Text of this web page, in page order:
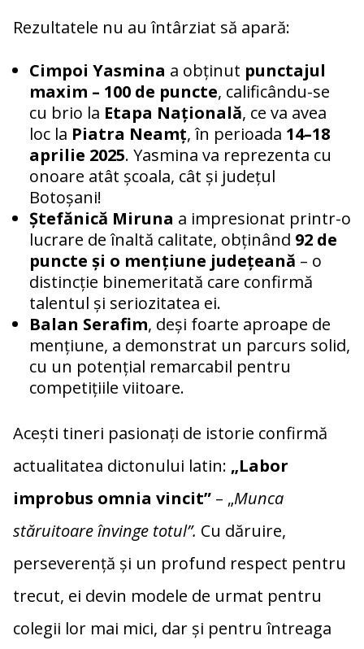
Rezultatele nu au întârziat să apară:
Cimpoi Yasmina a obținut punctajul
maxim – 100 de puncte, calificându-se
cu brio la Etapa Națională, ce va avea
loc la Piatra Neamț, în perioada 14–18
aprilie 2025. Yasmina va reprezenta cu
onoare atât școala, cât și județul
Botoșani!
Ștefănică Miruna a impresionat printr-o
lucrare de înaltă calitate, obținând 92 de
puncte și o mențiune județeană – o
distincție binemeritată care confirmă
talentul și seriozitatea ei.
Balan Serafim, deși foarte aproape de
mențiune, a demonstrat un parcurs solid,
cu un potențial remarcabil pentru
competițiile viitoare.
Acești tineri pasionați de istorie confirmă
actualitatea dictonului latin: „Labor
improbus omnia vincit”– „Munca
stăruitoare învinge totul”. Cu dăruire,
perseverență și un profund respect pentru
trecut, ei devin modele de urmat pentru
colegii lor mai mici, dar și pentru întreaga